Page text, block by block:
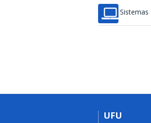
Sistemas
UFU